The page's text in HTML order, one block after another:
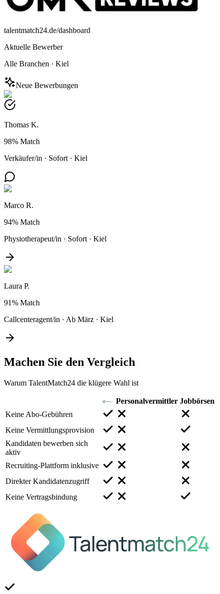
talentmatch24.de/dashboard
Aktuelle Bewerber
Alle Branchen · Kiel
Neue Bewerbungen
Thomas K.
98% Match
Verkäufer/in · Sofort · Kiel
Marco R.
94% Match
Physiotherapeut/in · Sofort · Kiel
Laura P.
91% Match
Callcenteragent/in · Ab März · Kiel
Machen Sie den Vergleich
Warum TalentMatch24 die klügere Wahl ist
Personalvermittler Jobbörsen
Keine Abo-Gebühren
Keine Vermittlungsprovision
Kandidaten bewerben sich
aktiv
Recruiting-Plattform inklusive
Direkter Kandidatenzugriff
Keine Vertragsbindung